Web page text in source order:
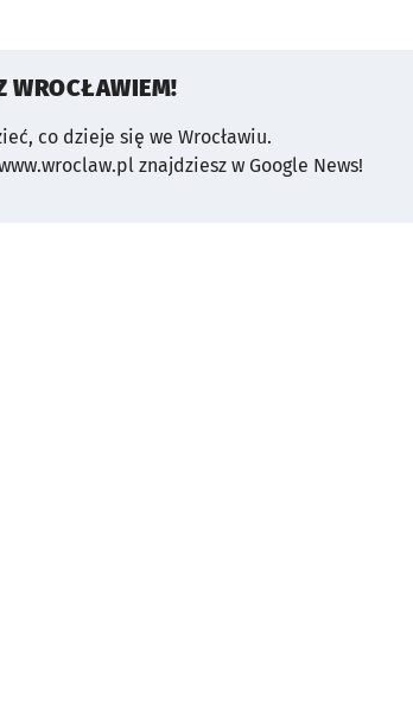
WROCŁAWIEM!
co dzieje się we Wrocławiu.
znajdziesz w Google News!